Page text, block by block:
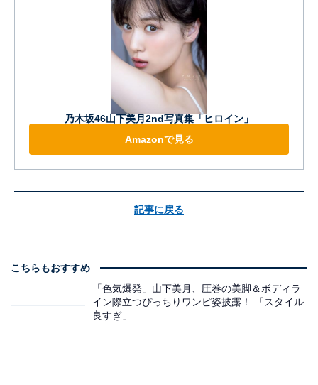
乃木坂46山下美月2nd写真集「ヒロイン」
Amazonで見る
記事に戻る
こちらもおすすめ
「色気爆発」山下美月、圧巻の美脚＆ボディラ
イン際立つぴっちりワンピ姿披露！ 「スタイル
良すぎ」